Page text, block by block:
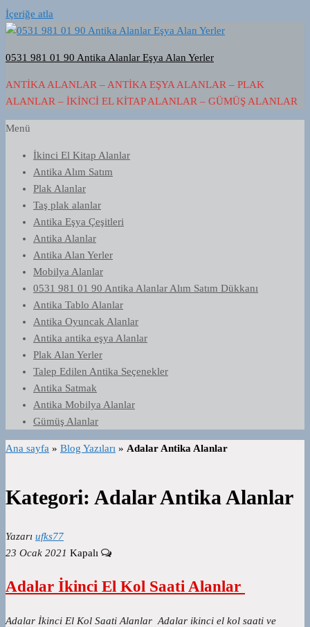
İçeriğe atla
0531 981 01 90 Antika Alanlar Eşya Alan Yerler
ANTIKA ALANLAR – ANTIKA EŞYA ALANLAR – PLAK
ALANLAR – İKINCI EL KITAP ALANLAR – GÜMÜŞ ALANLAR
Menü
İkinci El Kitap Alanlar
Antika Alım Satım
Plak Alanlar
Taş plak alanlar
Antika Eşya Çeşitleri
Antika Alanlar
Antika Alan Yerler
Mobilya Alanlar
0531 981 01 90 Antika Alanlar Alım Satım Dükkanı
Antika Tablo Alanlar
Antika Oyuncak Alanlar
Antika antika eşya Alanlar
Plak Alan Yerler
Talep Edilen Antika Seçenekler
Antika Satmak
Antika Mobilya Alanlar
Gümüş Alanlar
Ana sayfa » Blog Yazıları » Adalar Antika Alanlar
Kategori: Adalar Antika Alanlar
Yazarı ufks77
23 Ocak 2021 Kapalı
Adalar İkinci El Kol Saati Alanlar
Adalar İkinci El Kol Saati Alanlar Adalar ikinci el kol saati ve